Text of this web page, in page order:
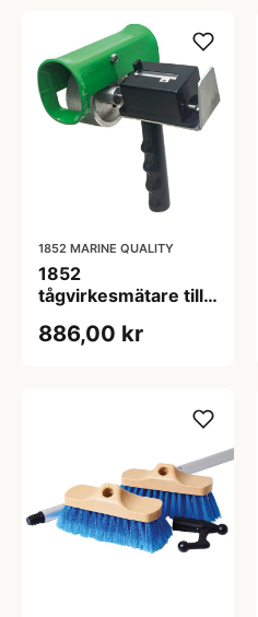
1852 MARINE QUALITY
1852
tågvirkesmätare till
35mm
886,00 kr